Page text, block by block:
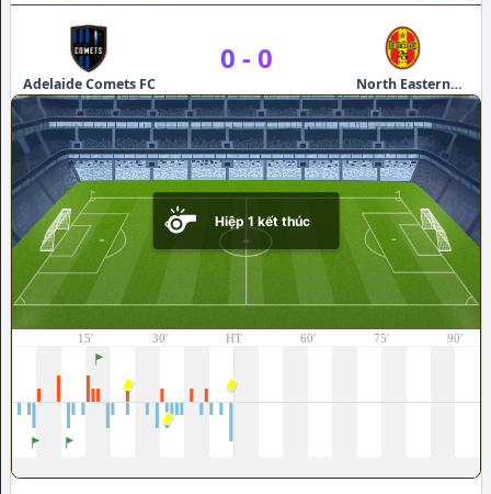
Adelaide Comets FC
0 - 0
North Eastern
Metrostars